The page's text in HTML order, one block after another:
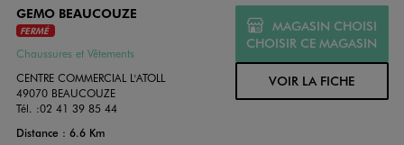
GEMO BEAUCOUZE
FERMÉ
Chaussures et Vêtements
CENTRE COMMERCIAL L'ATOLL
49070 BEAUCOUZE
Tél. :02 41 39 85 44
Distance : 6.6 Km
MAGASIN CHOISI
CHOISIR CE MAGASIN
VOIR LA FICHE